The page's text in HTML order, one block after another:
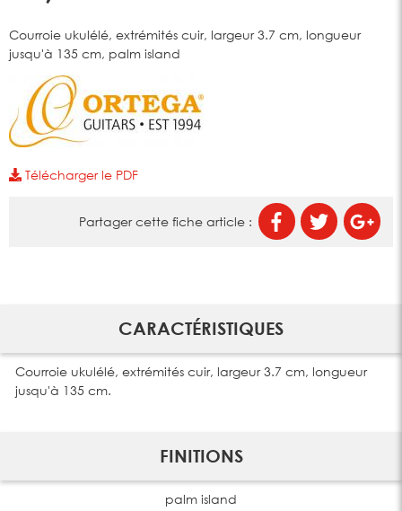
Courroie ukulélé, extrémités cuir, largeur 3.7 cm, longueur
jusqu'à 135 cm, palm island
Télécharger le PDF
Partager cette fiche article :
CARACTÉRISTIQUES
Courroie ukulélé, extrémités cuir, largeur 3.7 cm, longueur
jusqu'à 135 cm.
FINITIONS
palm island